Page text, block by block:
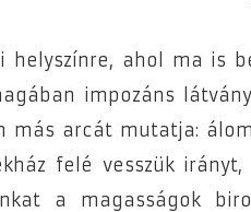
helyszínre, ahol ma is
impozáns
arcát mutatja:
felé vesszük irányt,
a magasságok